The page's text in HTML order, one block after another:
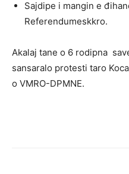
Sajdipe i mangin e
Referendumeskkro.
Akalaj tane o 6 rodipna
sansaralo protesti taro
o VMRO-DPMNE.